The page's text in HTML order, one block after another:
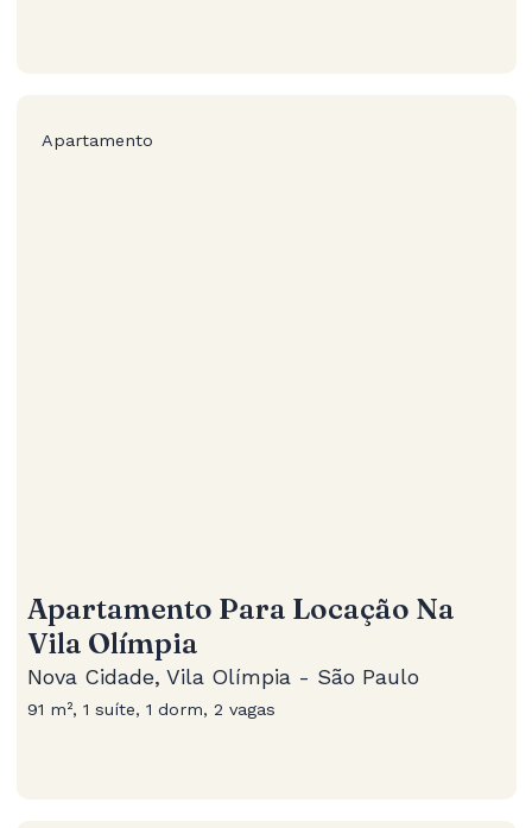
Apartamento
Apartamento Para Locação Na
Vila Olímpia
Nova Cidade, Vila Olímpia - São Paulo
91 m², 1 suíte, 1 dorm, 2 vagas